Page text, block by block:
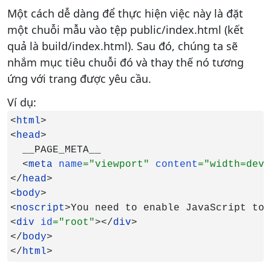
Một cách dễ dàng để thực hiện việc này là đặt
một chuỗi mẫu vào tệp public/index.html (kết
quả là build/index.html). Sau đó, chúng ta sẽ
nhắm mục tiêu chuỗi đó và thay thế nó tương
ứng với trang được yêu cầu.
Ví dụ:
<html>
<head>
  __PAGE_META__
  <
meta name="viewport" content
</head>
<body>
<noscript>You need to enable JavaScript
<div id="root"></div>
</body>
</html>